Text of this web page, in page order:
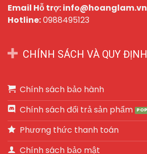
Email Hỗ trợ: info@hoanglam.vn
Hotline:0988495123
CHÍNH SÁCH VÀ QUY ĐỊNH
Chính sách bảo hành
Chính sách đổi trả sản phẩm
Phương thức thanh toán
Chính sách bảo mật